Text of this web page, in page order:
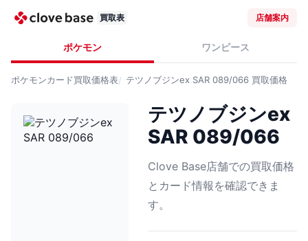
買取表 店舗案内
ポケモン ワンピース
ポケモンカード買取価格表 テツノブジンex SAR 089/066 買取価格
テツノブジンex
SAR 089/066
Clove Base店舗での買取価格
とカード情報を確認できま
す。